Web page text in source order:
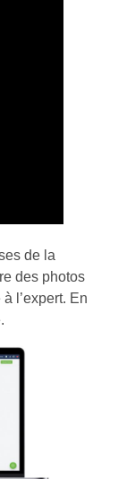
de la
des photos
l’expert. En